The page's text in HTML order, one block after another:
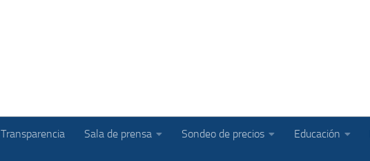
Transparencia Sala de prensa Sondeo de precios Educación